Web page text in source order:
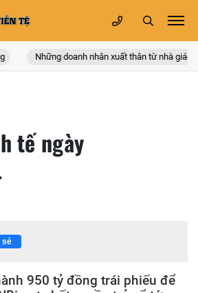
Những doanh nhân xuất thân từ nhà giáo
tế ngày
sẻ
950 tỷ đồng trái phiếu để